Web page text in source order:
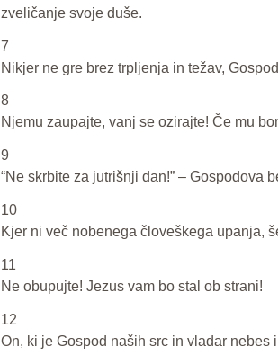
zveličanje svoje duše.
7
Nikjer ne gre brez trpljenja in težav,
8
Njemu zaupajte, vanj se ozirajte! Če mu
9
“Ne skrbite za jutrišnji dan!” – Gospodova
10
Kjer ni več nobenega človeškega upanja,
11
Ne obupujte! Jezus vam bo stal ob strani!
12
On, ki je Gospod naših src in vladar